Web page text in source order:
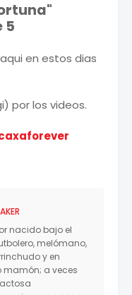
5
en estos dias
por los videos.
nacido bajo el
melómano,
y en
mamón; a veces